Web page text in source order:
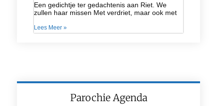
Een gedichtje ter gedachtenis aan Riet. We
zullen haar missen Met verdriet, maar ook met
Lees Meer »
Parochie Agenda